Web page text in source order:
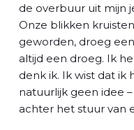
de overbuur uit mijn
Onze blikken
geworden, droeg
altijd een droeg. Ik
denk ik. Ik wist dat ik
natuurlijk geen idee
achter het stuur van